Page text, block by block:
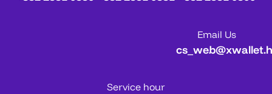
Email Us
Service hour